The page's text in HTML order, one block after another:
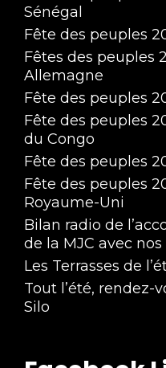
Sénégal
Fête des peuples
Fêtes des peuples
Allemagne
Fête des peuples
Fête des peuples
du Congo
Fête des peuples
Fête des peuples
Royaume-Uni
Bilan radio de
de la MJC avec
Les Terrasses de
Tout l’été, rendez-
Silo